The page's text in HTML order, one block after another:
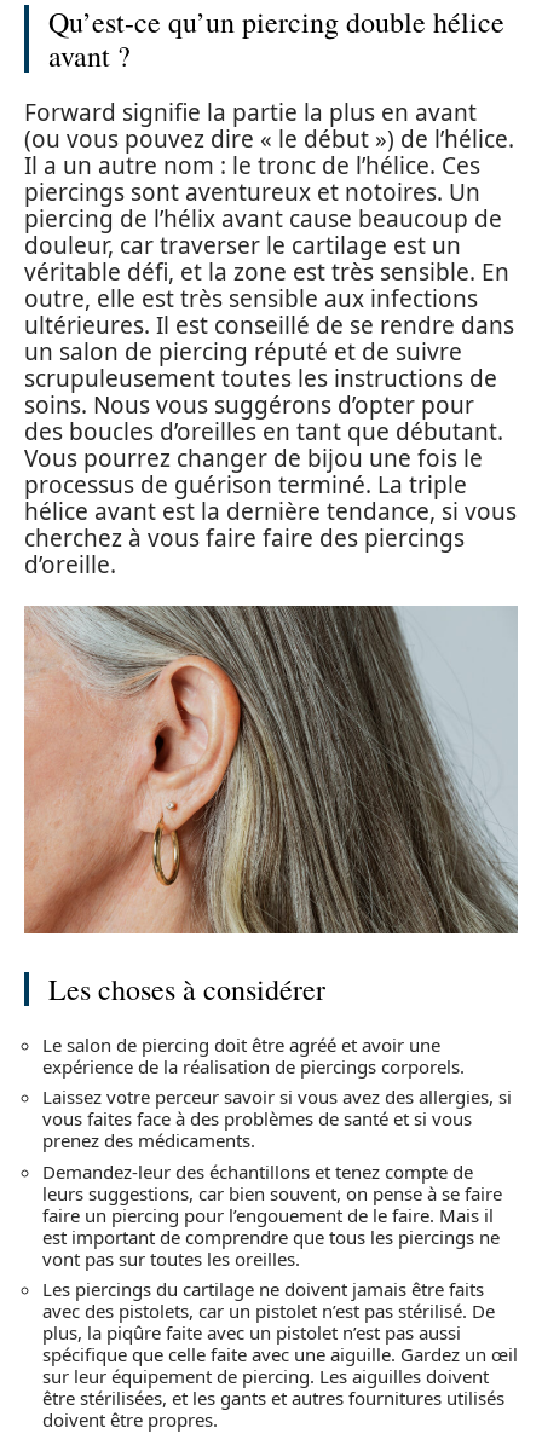
Qu’est-ce qu’un piercing double hélice
avant ?
Forward signifie la partie la plus en avant
(ou vous pouvez dire « le début ») de l’hélice.
Il a un autre nom : le tronc de l’hélice. Ces
piercings sont aventureux et notoires. Un
piercing de l’hélix avant cause beaucoup de
douleur, car traverser le cartilage est un
véritable défi, et la zone est très sensible. En
outre, elle est très sensible aux infections
ultérieures. Il est conseillé de se rendre dans
un salon de piercing réputé et de suivre
scrupuleusement toutes les instructions de
soins. Nous vous suggérons d’opter pour
des boucles d’oreilles en tant que débutant.
Vous pourrez changer de bijou une fois le
processus de guérison terminé. La triple
hélice avant est la dernière tendance, si vous
cherchez à vous faire faire des piercings
d’oreille.
Les choses à considérer
Le salon de piercing doit être agréé et avoir une
expérience de la réalisation de piercings corporels.
Laissez votre perceur savoir si vous avez des allergies, si
vous faites face à des problèmes de santé et si vous
prenez des médicaments.
Demandez-leur des échantillons et tenez compte de
leurs suggestions, car bien souvent, on pense à se faire
faire un piercing pour l’engouement de le faire. Mais il
est important de comprendre que tous les piercings ne
vont pas sur toutes les oreilles.
Les piercings du cartilage ne doivent jamais être faits
avec des pistolets, car un pistolet n’est pas stérilisé. De
plus, la piqûre faite avec un pistolet n’est pas aussi
spécifique que celle faite avec une aiguille. Gardez un œil
sur leur équipement de piercing. Les aiguilles doivent
être stérilisées, et les gants et autres fournitures utilisés
doivent être propres.